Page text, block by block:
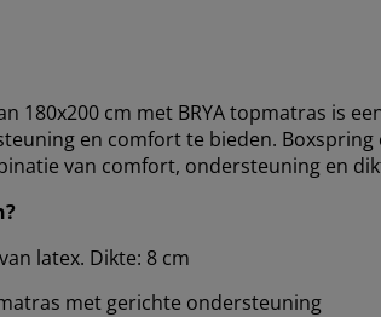
180x200 cm met BRYA topmatras is
en comfort te bieden.
van comfort, ondersteuning en
latex. Dikte: 8 cm
met gerichte ondersteuning